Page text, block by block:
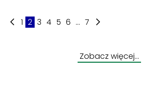
1 2 3 4 5 6 ... 7
Zobacz więcej…